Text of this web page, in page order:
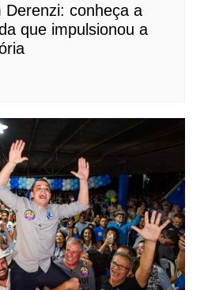
Derenzi: conheça a
que impulsionou a